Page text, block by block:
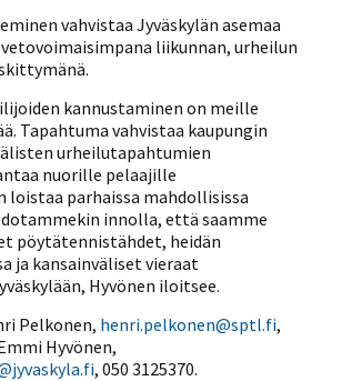
vahvistaa Jyväskylän asemaa
liikunnan, urheilun
kannustaminen on meille
Tapahtuma vahvistaa kaupungin
urheilutapahtumien
nuorille pelaajille
loistaa parhaissa mahdollisissa
innolla, että saamme
pöytätennistähdet, heidän
ja kansainväliset vieraat
Hyvönen iloitsee.
Pelkonen, henri.pelkonen@sptl.fi,
Hyvönen,
, 050 3125370.